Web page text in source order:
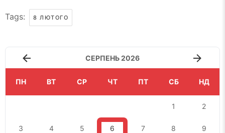
Tags: 8 ЛЮТОГО
СЕРПЕНЬ 2026
ПН ВТ СР ЧТ ПТ СБ НД
1 2
3 4 5 6 7 8 9